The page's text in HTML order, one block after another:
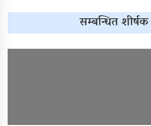
सम्बन्धित शीर्षक